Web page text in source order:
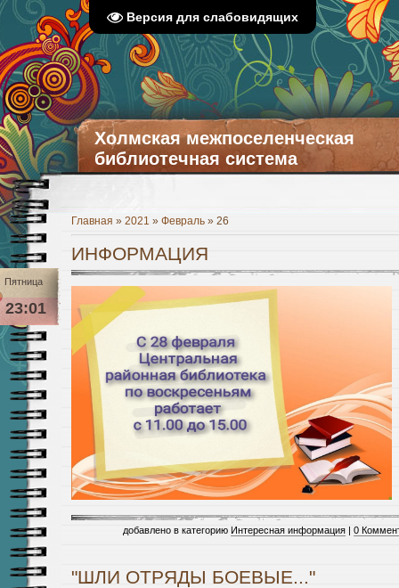
Версия для слабовидящих
Холмская межпоселенческая
библиотечная система
Главная » 2021 » Февраль » 26
ИНФОРМАЦИЯ
Пятница
23:01
добавлено в категорию Интересная информация | 0
"ШЛИ ОТРЯДЫ БОЕВЫЕ..."